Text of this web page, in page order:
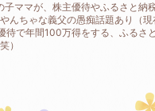
子ママが、株主優待やふるさと納
んちゃな義父の愚痴話題あり（
待で年間100万得をする、ふるさ
）